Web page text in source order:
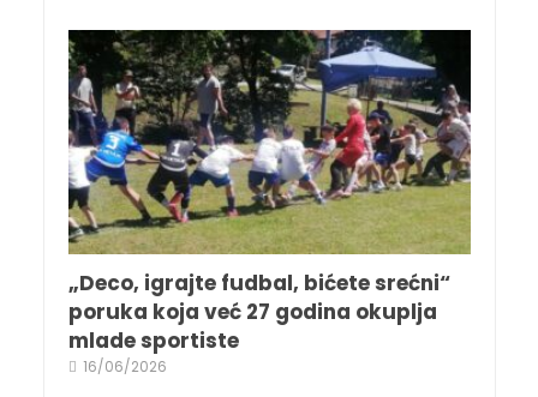
„Deco, igrajte fudbal, bićete srećni“
poruka koja već 27 godina okuplja
mlade sportiste
16/06/2026